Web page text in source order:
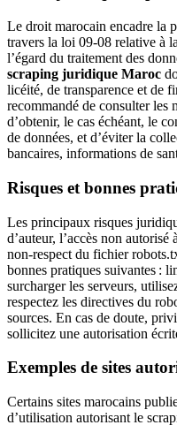
Le droit marocain encadre la
travers la loi 09‑08 relative à
l’égard du traitement des
scraping juridique Maroc
licéité, de transparence et de
recommandé de consulter les
d’obtenir, le cas échéant, le
de données, et d’éviter la
bancaires, informations de
Risques et bonnes
Les principaux risques
d’auteur, l’accès non autorisé
non‑respect du fichier
bonnes pratiques suivantes :
surcharger les serveurs,
respectez les directives du
sources. En cas de doute,
sollicitez une autorisation
Exemples de sites
Certains sites marocains
d’utilisation autorisant le